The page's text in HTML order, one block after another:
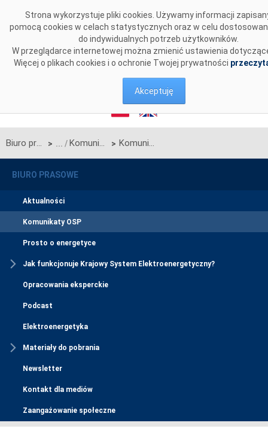
Strona wykorzystuje pliki cookies. Używamy informacji
pomocą cookies w celach statystycznych oraz w celu
do indywidualnych potrzeb użytkowników.
W przeglądarce internetowej można zmienić ustawienia
Więcej o plikach cookies i o ochronie Twojej prywatności
Akceptuję
Biuro prasowe > Komunikaty OSP > Komunikat OSP w sprawie rozpoczęcia procesu jednostronnego przetargu miesięcznego na listopad 2023 r. na zdolności przesyłowe linii Zamość-Dobrotwór będącej połączeniem międzysystemowym PSE S.A. i NEK UKRENERGO
BIURO PRASOWE
Aktualności
Komunikaty OSP
Prosto o energetyce
Jak funkcjonuje Krajowy System Elektroenergetyczny?
Opracowania eksperckie
Podcast
Elektroenergetyka
Materiały do pobrania
Newsletter
Kontakt dla mediów
Zaangażowanie społeczne